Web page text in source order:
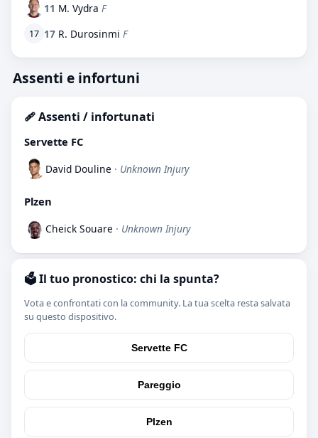
11 M. Vydra F
17 17 R. Durosinmi F
Assenti e infortuni
🩹 Assenti / infortunati
Servette FC
David Douline · Unknown Injury
Plzen
Cheick Souare · Unknown Injury
🗳️ Il tuo pronostico: chi la spunta?
Vota e confrontati con la community. La tua scelta resta salvata
su questo dispositivo.
Servette FC
Pareggio
Plzen